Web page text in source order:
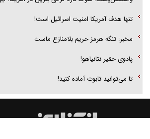
تنها هدف آمریکا امنیت اسرائیل است!
مخبر: تنگه هرمز حریم بلامنازع ماست
پادوی حقیر نتانیاهو!
تا می‌توانید تابوت آماده کنید!